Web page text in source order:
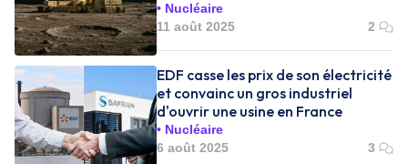
Nucléaire
11 août 2025
2
EDF casse les prix de son électricité
et convainc un gros industriel
d'ouvrir une usine en France
Nucléaire
6 août 2025
3